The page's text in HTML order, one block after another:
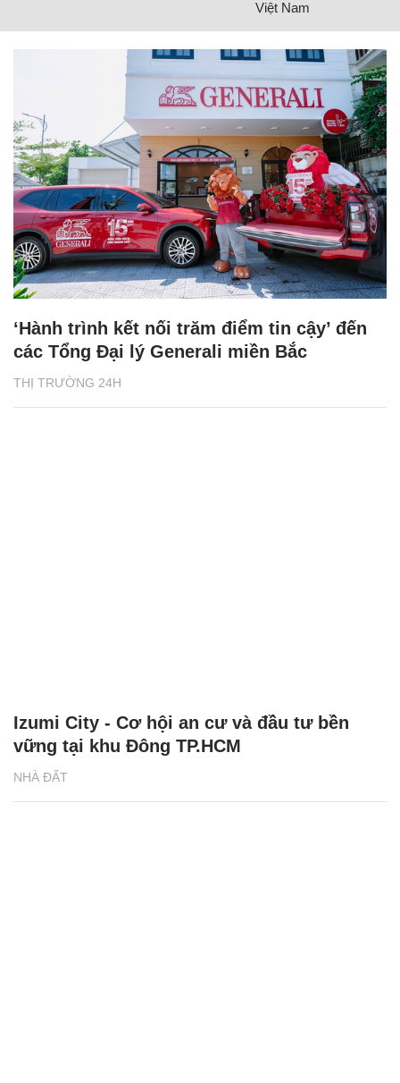
Việt Nam
THỊ TRƯỜNG 24H
‘Hành trình kết nối trăm điểm tin cậy’ đến
các Tổng Đại lý Generali miền Bắc
NHÀ ĐẤT
Izumi City - Cơ hội an cư và đầu tư bền
vững tại khu Đông TP.HCM